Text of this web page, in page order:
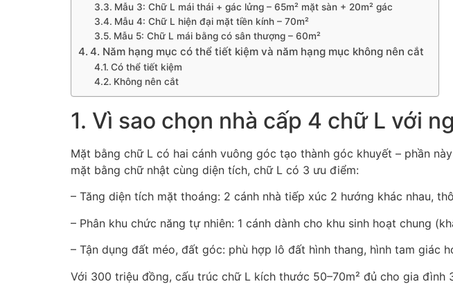
Mẫu 3: Chữ L mái thái + gác lửng – 65m² mặt sàn + 20m² gác
Mẫu 4: Chữ L hiện đại mặt tiền kính – 70m²
Mẫu 5: Chữ L mái bằng có sân thượng – 60m²
4. Năm hạng mục có thể tiết kiệm và năm hạng mục không nên cắt
Có thể tiết kiệm
Không nên cắt
1. Vì sao chọn nhà cấp 4 chữ L với
Mặt bằng chữ L có hai cánh vuông góc tạo thành góc khuyết – phần
mặt bằng chữ nhật cùng diện tích, chữ L có 3 ưu điểm:
– Tăng diện tích mặt thoáng: 2 cánh nhà tiếp xúc 2 hướng khác nhau,
– Phân khu chức năng tự nhiên: 1 cánh dành cho khu sinh hoạt chung
– Tận dụng đất méo, đất góc: phù hợp lô đất hình thang, hình tam giác
Với 300 triệu đồng, cấu trúc chữ L kích thước 50–70m² đủ cho gia